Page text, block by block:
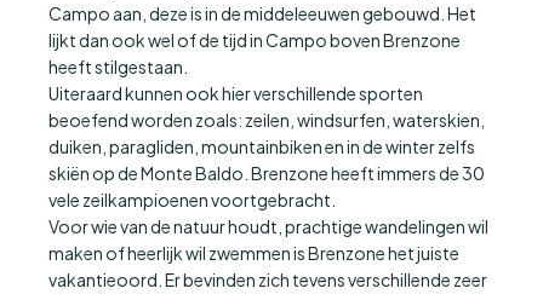
Campo aan, deze is in de middeleeuwen gebouwd. Het
lijkt dan ook wel of de tijd in Campo boven Brenzone
heeft stilgestaan.
Uiteraard kunnen ook hier verschillende sporten
beoefend worden zoals: zeilen, windsurfen, waterskien,
duiken, paragliden, mountainbiken en in de winter zelfs
skiën op de Monte Baldo. Brenzone heeft immers de 30
vele zeilkampioenen voortgebracht.
Voor wie van de natuur houdt, prachtige wandelingen wil
maken of heerlijk wil zwemmen is Brenzone het juiste
vakantieoord. Er bevinden zich tevens verschillende zeer